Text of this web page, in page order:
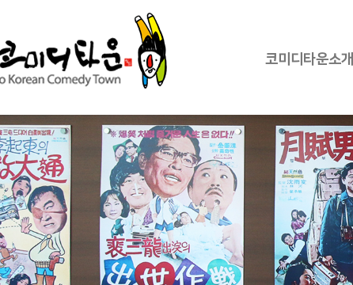
코미디타운소개
인사말
코미디타운소개
CI소개